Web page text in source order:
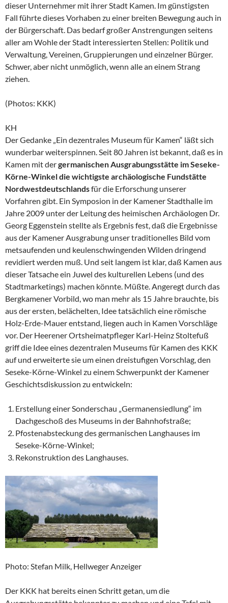
dieser Unternehmer mit ihrer Stadt Kamen. Im günstigsten
Fall führte dieses Vorhaben zu einer breiten Bewegung auch in
der Bürgerschaft. Das bedarf großer Anstrengungen seitens
aller am Wohle der Stadt interessierten Stellen: Politik und
Verwaltung, Vereinen, Gruppierungen und einzelner Bürger.
Schwer, aber nicht unmöglich, wenn alle an einem Strang
ziehen.
(Photos: KKK)
KH
Der Gedanke „Ein dezentrales Museum für Kamen“ läßt sich
wunderbar weiterspinnen. Seit 80 Jahren ist bekannt, daß es in
Kamen mit dergermanischen Ausgrabungsstätte im Seseke-
Körne-Winkel die wichtigste archäologische Fundstätte
Nordwestdeutschlandsfür die Erforschung unserer
Vorfahren gibt. Ein Symposion in der Kamener Stadthalle im
Jahre 2009 unter der Leitung des heimischen Archäologen Dr.
Georg Eggenstein stellte als Ergebnis fest, daß die Ergebnisse
aus der Kamener Ausgrabung unser traditionelles Bild vom
metsaufenden und keulenschwingenden Wilden dringend
revidiert werden muß. Und seit langem ist klar, daß Kamen aus
dieser Tatsache ein Juwel des kulturellen Lebens (und des
Stadtmarketings) machen könnte. Müßte. Angeregt durch das
Bergkamener Vorbild, wo man mehr als 15 Jahre brauchte, bis
aus der ersten, belächelten, Idee tatsächlich eine römische
Holz-Erde-Mauer entstand, liegen auch in Kamen Vorschläge
vor. Der Heerener Ortsheimatpfleger Karl-Heinz Stoltefuß
griff die Idee eines dezentralen Museums für Kamen des KKK
auf und erweiterte sie um einen dreistufigen Vorschlag, den
Seseke-Körne-Winkel zu einem Schwerpunkt der Kamener
Geschichtsdiskussion zu entwickeln:
Erstellung einer Sonderschau „Germanensiedlung“ im
Dachgeschoß des Museums in der Bahnhofstraße;
Pfostenabsteckung des germanischen Langhauses im
Seseke-Körne-Winkel;
Rekonstruktion des Langhauses.
Photo: Stefan Milk, Hellweger Anzeiger
Der KKK hat bereits einen Schritt getan, um die